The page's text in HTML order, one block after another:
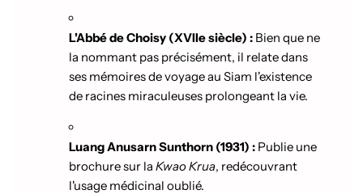
L'Abbé de Choisy (XVIIe siècle) : Bien que ne
la nommant pas précisément, il relate dans
ses mémoires de voyage au Siam l'existence
de racines miraculeuses prolongeant la vie.
Luang Anusarn Sunthorn (1931) : Publie une
brochure sur la Kwao Krua, redécouvrant
l'usage médicinal oublié.